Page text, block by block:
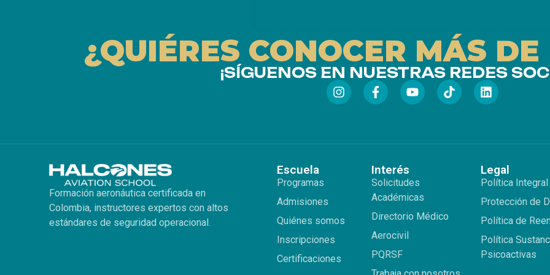
¿QUIÉRES CONOCER MÁS
¡SÍGUENOS EN NUESTRAS REDES
Formación aeronáutica certificada en
Colombia, instructores expertos con altos
estándares de seguridad operacional.
Escuela
Programas
Admisiones
Quiénes somos
Inscripciones
Certificaciones
Interés
Solicitudes
Académicas
Directorio Médico
Aerocivil
PQRSF
Legal
Política Integral
Protección de
Política de
Política
Psicoactivas